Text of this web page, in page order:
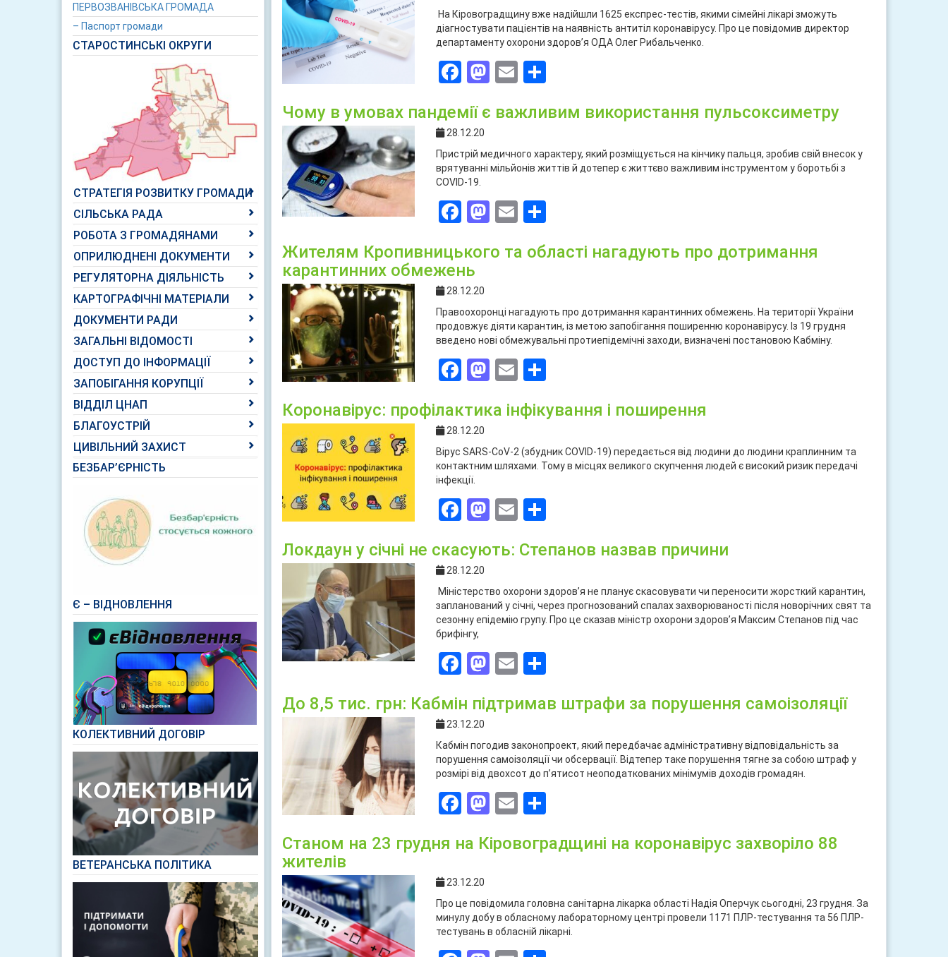
ПЕРВОЗВАНІВСЬКА ГРОМАДА
– Паспорт громади
СТАРОСТИНСЬКІ ОКРУГИ
СТРАТЕГІЯ РОЗВИТКУ ГРОМАДИ
СІЛЬСЬКА РАДА
РОБОТА З ГРОМАДЯНАМИ
ОПРИЛЮДНЕНІ ДОКУМЕНТИ
РЕГУЛЯТОРНА ДІЯЛЬНІСТЬ
КАРТОГРАФІЧНІ МАТЕРІАЛИ
ДОКУМЕНТИ РАДИ
ЗАГАЛЬНІ ВІДОМОСТІ
ДОСТУП ДО ІНФОРМАЦІЇ
ЗАПОБІГАННЯ КОРУПЦІЇ
ВІДДІЛ ЦНАП
БЛАГОУСТРІЙ
ЦИВІЛЬНИЙ ЗАХИСТ
БЕЗБАР’ЄРНІСТЬ
Є – ВІДНОВЛЕННЯ
КОЛЕКТИВНИЙ ДОГОВІР
ВЕТЕРАНСЬКА ПОЛІТИКА
На Кіровоградщину вже надійшли 1625 експрес-тестів, якими сімейні лікарі зможуть
діагностувати пацієнтів на наявність антитіл коронавірусу. Про це повідомив директор
департаменту охорони здоров’я ОДА Олег Рибальченко.
Facebook
Mastodon
EmailПоділитися
Чому в умовах пандемії є важливим використання пульсоксиметру
28.12.20
Пристрій медичного характеру, який розміщується на кінчику пальця, зробив свій внесок у
врятуванні мільйонів життів й дотепер є життєво важливим інструментом у боротьбі з
COVID-19.
Facebook
Mastodon
EmailПоділитися
Жителям Кропивницького та області нагадують про дотримання
карантинних обмежень
28.12.20
Правоохоронці нагадують про дотримання карантинних обмежень. На території України
продовжує діяти карантин, із метою запобігання поширенню коронавірусу. Із 19 грудня
введено нові обмежувальні протиепідемічні заходи, визначені постановою Кабміну.
Facebook
Mastodon
EmailПоділитися
Коронавірус: профілактика інфікування і поширення
28.12.20
Вірус SARS-CoV-2 (збудник COVID-19) передається від людини до людини краплинним та
контактним шляхами. Тому в місцях великого скупчення людей є високий ризик передачі
інфекції.
Facebook
Mastodon
EmailПоділитися
Локдаун у січні не скасують: Степанов назвав причини
28.12.20
Міністерство охорони здоров’я не планує скасовувати чи переносити жорсткий карантин,
запланований у січні, через прогнозований спалах захворюваності після новорічних свят та
сезонну епідемію групу. Про це сказав міністр охорони здоров’я Максим Степанов під час
брифінгу,
Facebook
Mastodon
EmailПоділитися
До 8,5 тис. грн: Кабмін підтримав штрафи за порушення самоізоляції
23.12.20
Кабмін погодив законопроект, який передбачає адміністративну відповідальність за
порушення самоізоляції чи обсервації. Відтепер таке порушення тягне за собою штраф у
розмірі від двохсот до п’ятисот неоподаткованих мінімумів доходів громадян.
Facebook
Mastodon
EmailПоділитися
Станом на 23 грудня на Кіровоградщині на коронавірус захворіло 88
жителів
23.12.20
Про це повідомила головна санітарна лікарка області Надія Оперчук сьогодні, 23 грудня. За
минулу добу в обласному лабораторному центрі провели 1171 ПЛР-тестування та 56 ПЛР-
тестувань в обласній лікарні.